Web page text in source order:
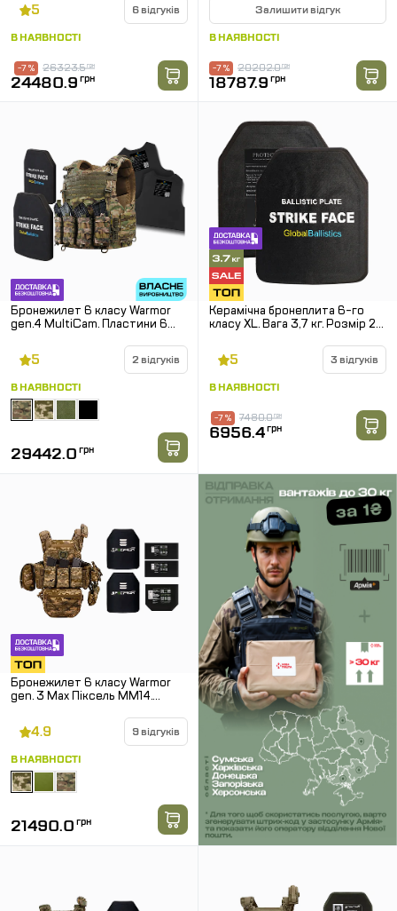
5 6 відгуків
В НАЯВНОСТІ
26323.5грн
-7 %
24480.9 грн
Залишити відгук
В НАЯВНОСТІ
20202.0грн
-7 %
18787.9 грн
Бронежилет 6 класу Warmor
gen.4 MultiCam. Пластини 6
Вага 11,7 кг.
5 2 відгуків
В НАЯВНОСТІ
29442.0 грн
Керамічна бронеплита 6-го
класу XL. Вага 3,7 кг. Розмір 27
5 3 відгуків
В НАЯВНОСТІ
7480.0грн
-7 %
6956.4грн
Бронежилет 6 класу Warmor
gen. 3 Max Піксель ММ14.
4.9 9 відгуків
В НАЯВНОСТІ
21490.0 грн